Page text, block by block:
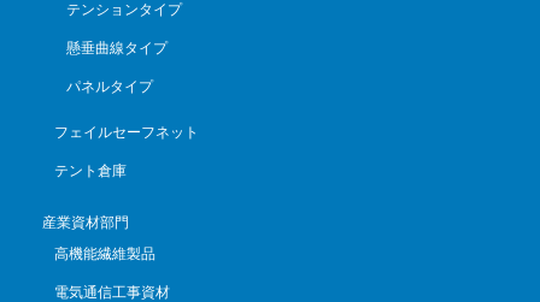
テンションタイプ
懸垂曲線タイプ
パネルタイプ
フェイルセーフネット
テント倉庫
産業資材部門
高機能繊維製品
電気通信工事資材